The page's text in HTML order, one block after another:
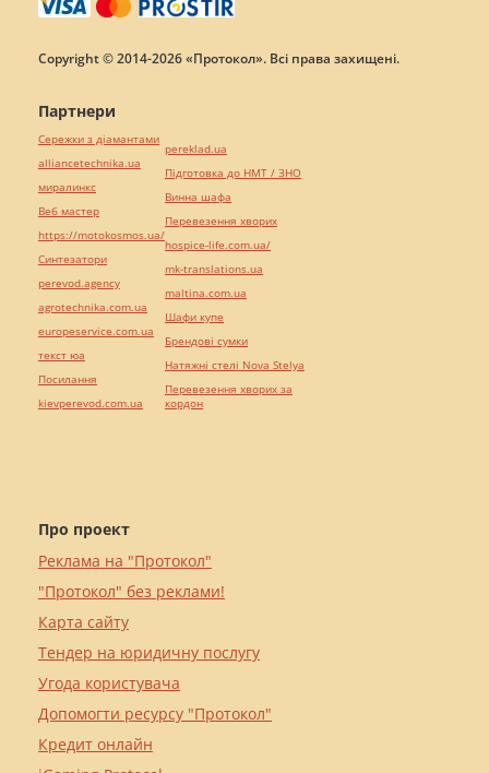
Copyright © 2014-2026 «Протокол». Всі права захищені.
Про проект
Реклама на "Протокол"
"Протокол" без реклами!
Карта сайту
Тендер на юридичну послугу
Угода користувача
Допомогти ресурсу "Протокол"
Кредит онлайн
Партнери
Сережки з діамантами
alliancetechnika.ua
миралинкс
Веб мастер
https://motokosmos.ua/
Синтезатори
perevod.agency
agrotechnika.com.ua
europeservice.com.ua
текст юа
Посилання
kievperevod.com.ua
pereklad.ua
Підготовка до НМТ / ЗНО
Винна шафа
Перевезення хворих
hospice-life.com.ua/
mk-translations.ua
maltina.com.ua
Шафи купе
Брендові сумки
Натяжні стелі Nova Stelya
Перевезення хворих за
кордон